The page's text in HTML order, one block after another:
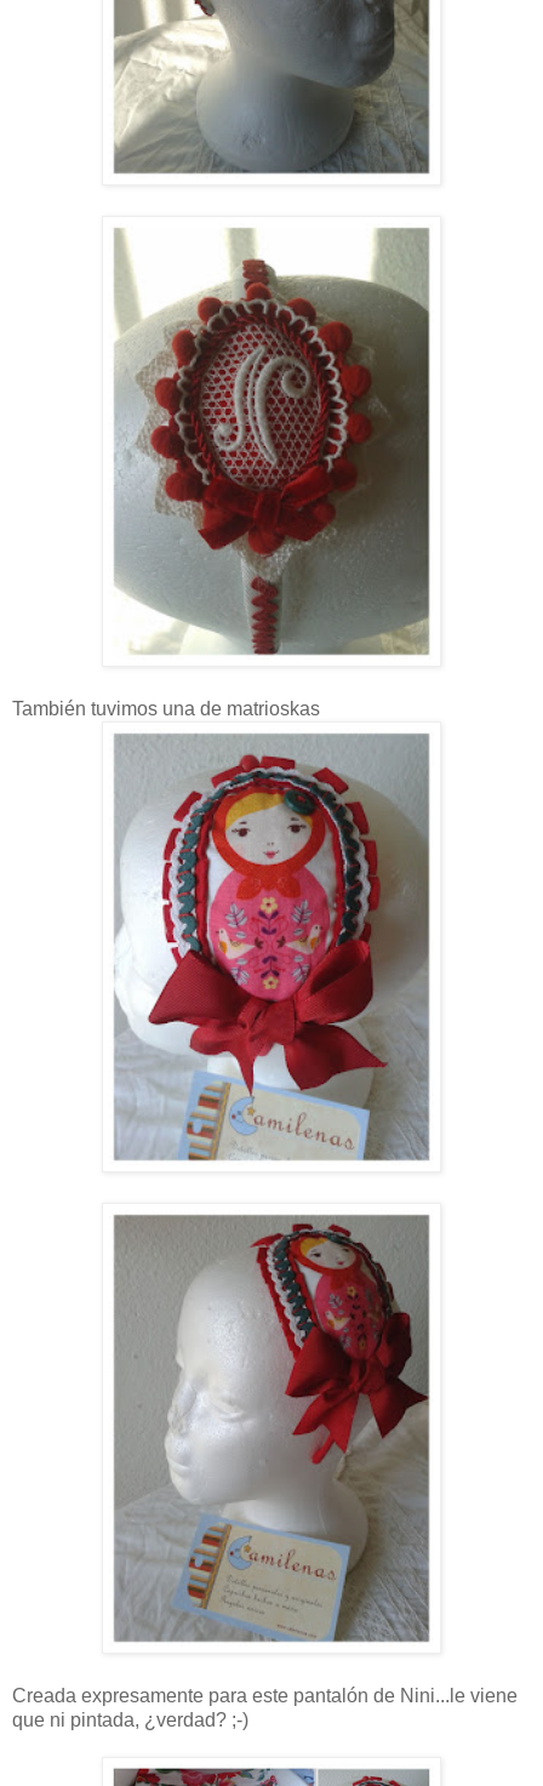
También tuvimos una de matrioskas
Creada expresamente para este pantalón de Nini...le viene
que ni pintada, ¿verdad? ;-)